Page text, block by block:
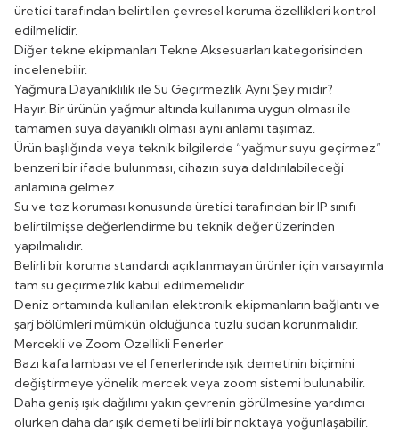
üretici tarafından belirtilen çevresel koruma özellikleri kontrol
edilmelidir.
Diğer tekne ekipmanları Tekne Aksesuarları kategorisinden
incelenebilir.
Yağmura Dayanıklılık ile Su Geçirmezlik Aynı Şey midir?
Hayır. Bir ürünün yağmur altında kullanıma uygun olması ile
tamamen suya dayanıklı olması aynı anlamı taşımaz.
Ürün başlığında veya teknik bilgilerde “yağmur suyu geçirmez”
benzeri bir ifade bulunması, cihazın suya daldırılabileceği
anlamına gelmez.
Su ve toz koruması konusunda üretici tarafından bir IP sınıfı
belirtilmişse değerlendirme bu teknik değer üzerinden
yapılmalıdır.
Belirli bir koruma standardı açıklanmayan ürünler için varsayımla
tam su geçirmezlik kabul edilmemelidir.
Deniz ortamında kullanılan elektronik ekipmanların bağlantı ve
şarj bölümleri mümkün olduğunca tuzlu sudan korunmalıdır.
Mercekli ve Zoom Özellikli Fenerler
Bazı kafa lambası ve el fenerlerinde ışık demetinin biçimini
değiştirmeye yönelik mercek veya zoom sistemi bulunabilir.
Daha geniş ışık dağılımı yakın çevrenin görülmesine yardımcı
olurken daha dar ışık demeti belirli bir noktaya yoğunlaşabilir.